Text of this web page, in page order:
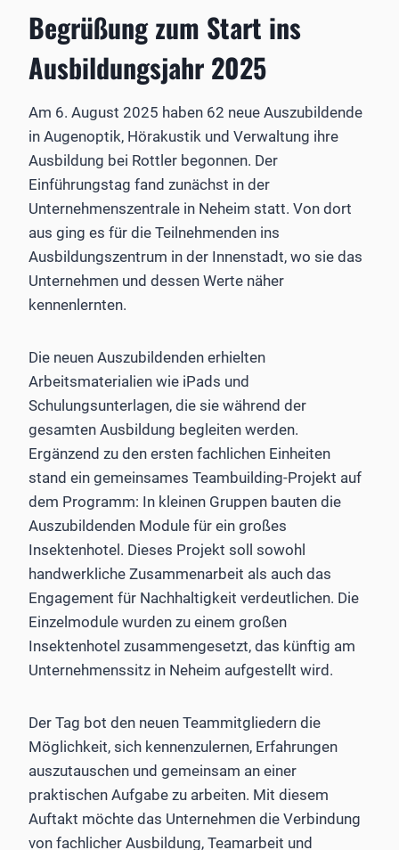
Begrüßung zum Start ins
Ausbildungsjahr 2025
Am 6. August 2025 haben 62 neue Auszubildende
in Augenoptik, Hörakustik und Verwaltung ihre
Ausbildung bei Rottler begonnen. Der
Einführungstag fand zunächst in der
Unternehmenszentrale in Neheim statt. Von dort
aus ging es für die Teilnehmenden ins
Ausbildungszentrum in der Innenstadt, wo sie das
Unternehmen und dessen Werte näher
kennenlernten.
Die neuen Auszubildenden erhielten
Arbeitsmaterialien wie iPads und
Schulungsunterlagen, die sie während der
gesamten Ausbildung begleiten werden.
Ergänzend zu den ersten fachlichen Einheiten
stand ein gemeinsames Teambuilding-Projekt auf
dem Programm: In kleinen Gruppen bauten die
Auszubildenden Module für ein großes
Insektenhotel. Dieses Projekt soll sowohl
handwerkliche Zusammenarbeit als auch das
Engagement für Nachhaltigkeit verdeutlichen. Die
Einzelmodule wurden zu einem großen
Insektenhotel zusammengesetzt, das künftig am
Unternehmenssitz in Neheim aufgestellt wird.
Der Tag bot den neuen Teammitgliedern die
Möglichkeit, sich kennenzulernen, Erfahrungen
auszutauschen und gemeinsam an einer
praktischen Aufgabe zu arbeiten. Mit diesem
Auftakt möchte das Unternehmen die Verbindung
von fachlicher Ausbildung, Teamarbeit und